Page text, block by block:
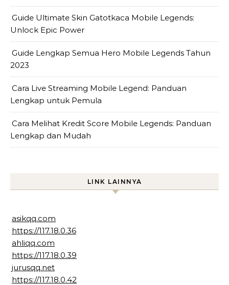
Guide Ultimate Skin Gatotkaca Mobile Legends:
Unlock Epic Power
Guide Lengkap Semua Hero Mobile Legends Tahun
2023
Cara Live Streaming Mobile Legend: Panduan
Lengkap untuk Pemula
Cara Melihat Kredit Score Mobile Legends: Panduan
Lengkap dan Mudah
LINK LAINNYA
asikqq.com
https://117.18.0.36
ahliqq.com
https://117.18.0.39
jurusqq.net
https://117.18.0.42